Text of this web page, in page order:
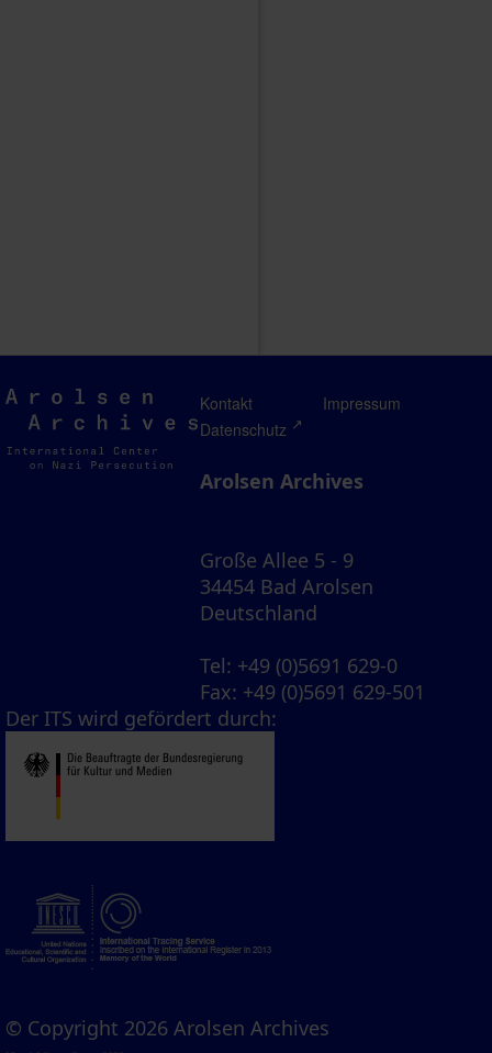
Arolsen
Archives
Kontakt
Impressum
Datenschutz
Arolsen Archives
Große Allee 5 - 9
34454 Bad Arolsen
Deutschland
Tel: +49 (0)5691 629-0
Fax: +49 (0)5691 629-501
Der ITS wird gefördert durch:
© Copyright 2026 Arolsen Archives